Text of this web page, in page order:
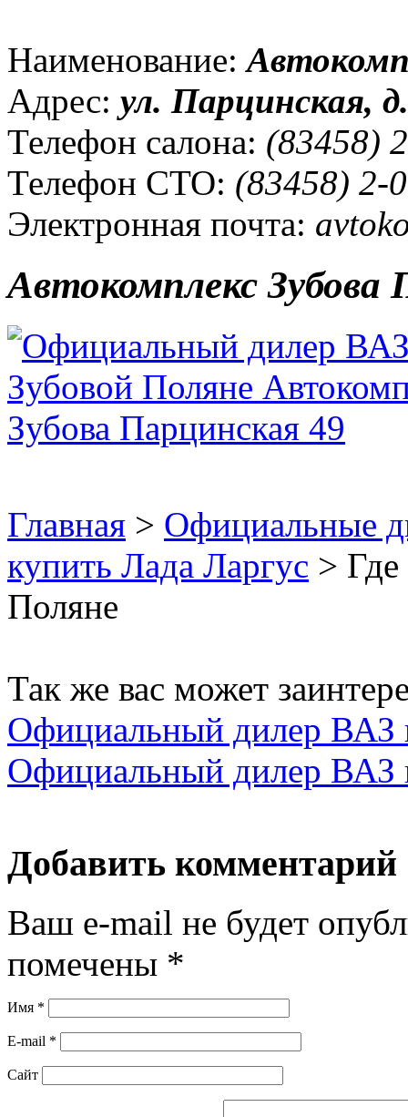
Наименование:
Адрес: ул. Парцинская,
Телефон салона: (83458)
Телефон СТО: (83458) 2-
Электронная почта:
Автокомплекс Зубова
Главная > Официальные
купить Лада Ларгус >
Поляне
Так же вас может
Официальный дилер ВАЗ
Официальный дилер ВАЗ
Добавить комментарий
Ваш e-mail не будет
помечены *
Имя *
E-mail *
Сайт